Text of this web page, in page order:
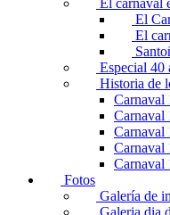
El carnaval
El
El
Especial 40
Historia de
Carnaval
Carnaval
Carnaval
Carnaval
Carnaval
Fotos
Galería de
Galeria dia